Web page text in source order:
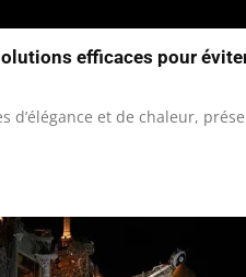
efficaces pour
d’élégance et de chaleur,